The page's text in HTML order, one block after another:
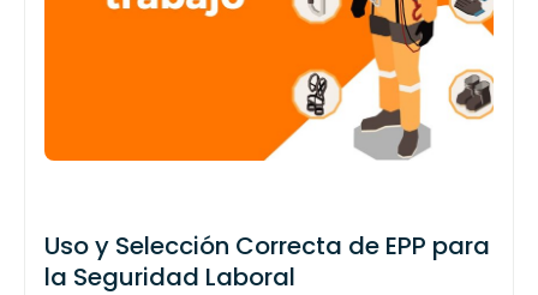
Uso y Selección Correcta de EPP para
la Seguridad Laboral